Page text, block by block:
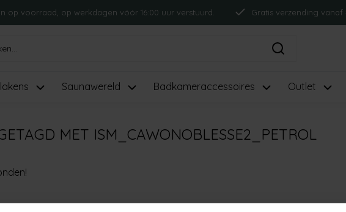
op voorraad, op werkdagen vóór 16:00 uur verstuurd. Gratis verzending vanaf
Saunawereld Badkameraccessoires Outlet
MET ISM_CAWONOBLESSE2_PETROL